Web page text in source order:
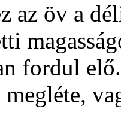
az öv a
fordul
megléte,